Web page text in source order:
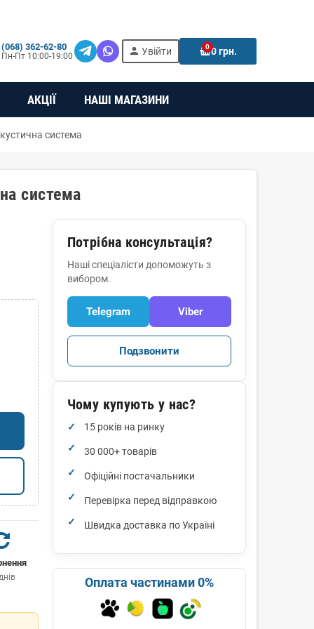
person Увійти 00 грн.
(068) 362-62-80
Пн-Пт 10:00-19:00
АКЦІЇ НАШІ МАГАЗИНИ
система
система
Потрібна консультація?
Наші спеціалісти допоможуть з
вибором.
Telegram Viber
Подзвонити
Чому купують у нас?
15 років на ринку
30 000+ товарів
Офіційні постачальники
Перевірка перед відправкою
Швидка доставка по Україні
Оплата частинами 0%